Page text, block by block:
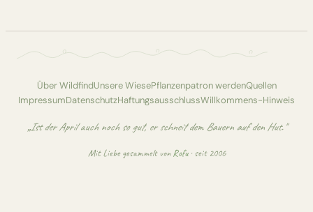
Über WildfindUnsere WiesePflanzenpatron werdenQuellen
ImpressumDatenschutzHaftungsausschlussWillkommens-Hinweis
„Ist der April auch noch so gut, er schneit dem Bauern auf den Hut."
Mit Liebe gesammelt vonRofu· seit 2006